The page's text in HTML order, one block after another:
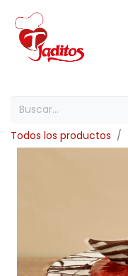
Todos los productos